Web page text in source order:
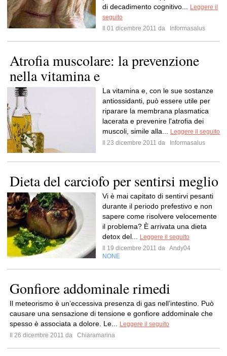
di decadimento cognitivo...
Leggere il
seguito
Il 01 dicembre 2011 da
Informasalus
Atrofia muscolare: la prevenzione
nella vitamina e
La vitamina e, con le sue sostanze
antiossidanti, può essere utile per
riparare la membrana plasmatica
lacerata e prevenire l'atrofia dei
muscoli, simile alla...
Leggere il seguito
Il 23 dicembre 2011 da
Informasalus
Dieta del carciofo per sentirsi meglio
Vi è mai capitato di sentirvi pesanti
durante il periodo prefestivo e non
sapere come risolvere velocemente
il problema? È arrivata una dieta
detox del...
Leggere il seguito
Il 19 dicembre 2011 da Andy04
NONE
Gonfiore addominale rimedi
Il meteorismo è un’eccessiva presenza di gas nell’intestino. Può
causare una sensazione di tensione e gonfiore addominale che
spesso è associata a dolore. Le...
Leggere il seguito
Il 26 dicembre 2011 da
Chiaramarina